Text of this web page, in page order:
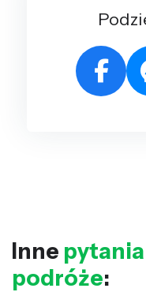
Inne pytania
podróże: